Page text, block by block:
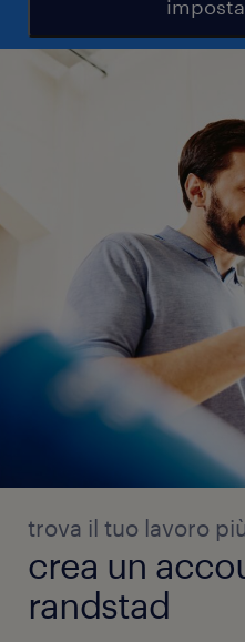
trova il tuo lavoro
crea un
randstad